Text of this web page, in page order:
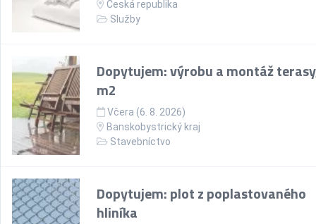
Česká republika
Služby
Dopytujem: výrobu a montáž
m2
Včera (6. 8. 2026)
Banskobystrický kraj
Stavebníctvo
Dopytujem: plot z poplastovaného
hliníka